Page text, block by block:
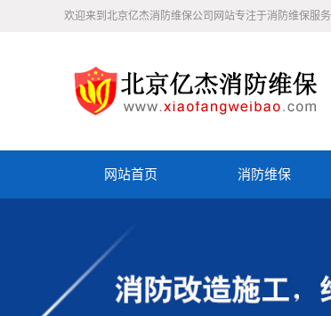
欢迎来到北京亿杰消防维保公司网站专注于消防维保服务
网站首页 消防维保